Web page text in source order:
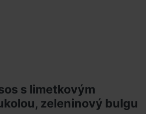
s limetkovým
zeleninový bulgu